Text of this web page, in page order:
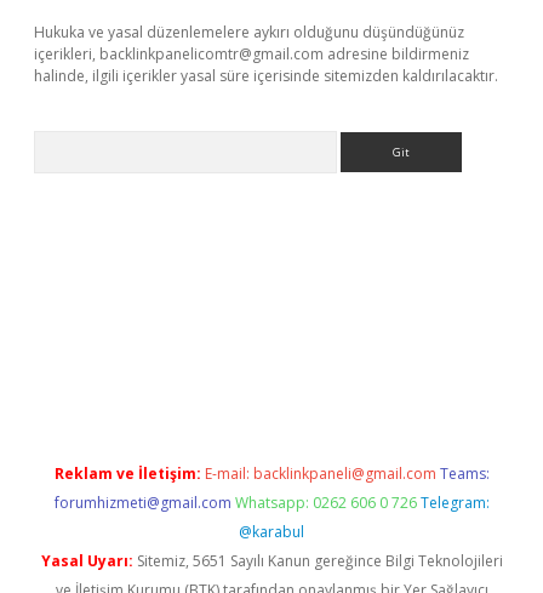
Hukuka ve yasal düzenlemelere aykırı olduğunu düşündüğünüz
içerikleri, backlinkpanelicomtr@gmail.com adresine bildirmeniz
halinde, ilgili içerikler yasal süre içerisinde sitemizden kaldırılacaktır.
Reklam ve İletişim: E-mail: backlinkpaneli@gmail.com Teams:
forumhizmeti@gmail.com Whatsapp: 0262 606 0 726 Telegram:
@karabul
Yasal Uyarı: Sitemiz, 5651 Sayılı Kanun gereğince Bilgi Teknolojileri